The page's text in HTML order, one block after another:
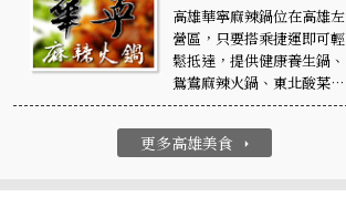
高雄華寧麻辣鍋位在高雄左
營區，只要搭乘捷運即可輕
鬆抵達，提供健康養生鍋、
鴛鴦麻辣火鍋、東北酸菜…
更多高雄美食 arrow_right